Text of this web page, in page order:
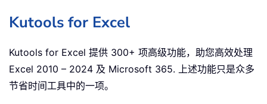
Kutools for Excel
Kutools for Excel 提供 300+ 项高级功能，助您高效处理
Excel 2010 – 2024 及 Microsoft 365. 上述功能只是众多
节省时间工具中的一项。